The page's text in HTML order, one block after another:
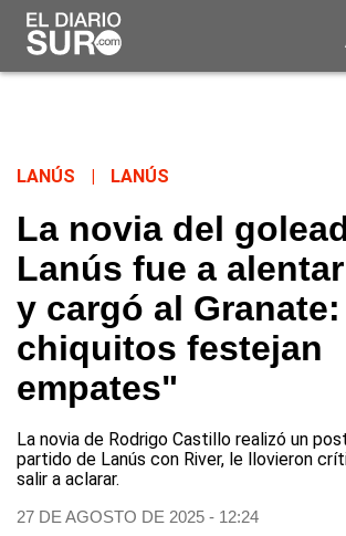
LANÚS LANÚS
La novia del
Lanús fue a
y cargó al
chiquitos festejan
empates"
La novia de Rodrigo Castillo realizó un
partido de Lanús con River, le llovieron
salir a aclarar.
27 DE AGOSTO DE 2025 - 12:24